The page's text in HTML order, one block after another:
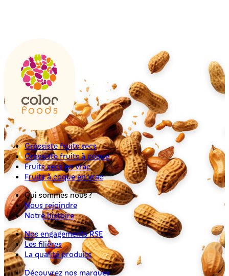
Grossiste fruits secs
Grossiste fruits à coque
Fruits secs en vrac
Fruits à coque en vrac
Qui sommes nous ?
Nous rejoindre
Notre histoire
Nos engagements RSE
Les filières
La qualité produits
Découvrez nos marques